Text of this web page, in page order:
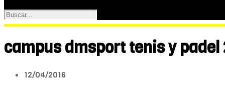
campus dmsport tenis y padel
12/04/2016